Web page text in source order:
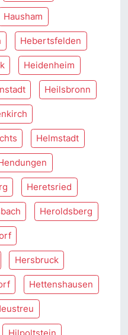
Hausham
Hebertsfelden
Heidenheim
Heilsbronn
Helmstadt
Heretsried
Heroldsberg
Hersbruck
Hettenshausen